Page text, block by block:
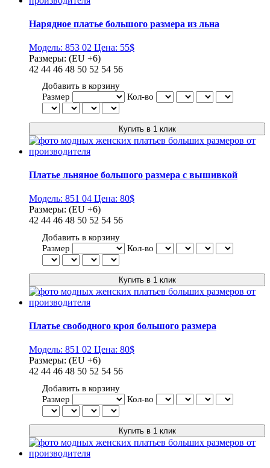
Нарядное платье большого размера из льна
Модель: 853 02 Цена: 55$
Размеры: (EU +6)
42 44 46 48 50 52 54 56
Добавить в корзину
Размер
Кол-во
Платье льняное большого размера с вышивкой
Модель: 851 04 Цена: 80$
Размеры: (EU +6)
42 44 46 48 50 52 54 56
Добавить в корзину
Размер
Кол-во
Платье свободного кроя большого размера
Модель: 851 02 Цена: 80$
Размеры: (EU +6)
42 44 46 48 50 52 54 56
Добавить в корзину
Размер
Кол-во